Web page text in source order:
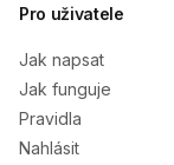
Pro uživatele
Jak napsat
Jak funguje
Pravidla
Nahlásit